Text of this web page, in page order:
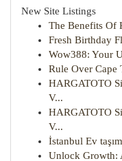
New Site Listings
The Benefits Of
Fresh Birthday
Wow388: Your
Rule Over Cape
HARGATOTO
V...
HARGATOTO
V...
İstanbul Ev
Unlock Growth: